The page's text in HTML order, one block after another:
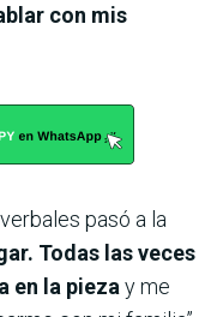
con mis
pasó a la
Todas las veces
en la pieza y me